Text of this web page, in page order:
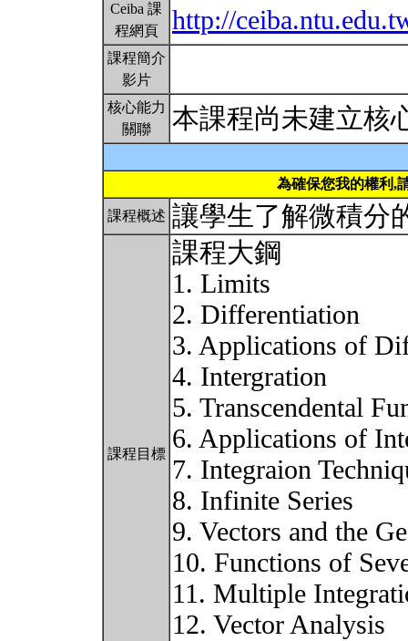
Ceiba 課
程網頁
http://
課程簡介
影片
核心能力
關聯
本課程尚未建立核
為確保您我的權利,
課程概述 讓學生了解微積分
課程目標
課程大鋼
1. Limits
2. Differentiation
3. Applications of
4. Intergration
5. Transcendental
6. Applications of
7. Integraion
8. Infinite Series
9. Vectors and the
10. Functions of
11. Multiple
12. Vector Analysis